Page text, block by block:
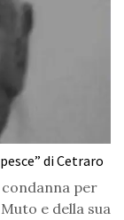
di Cetraro
per
e della sua